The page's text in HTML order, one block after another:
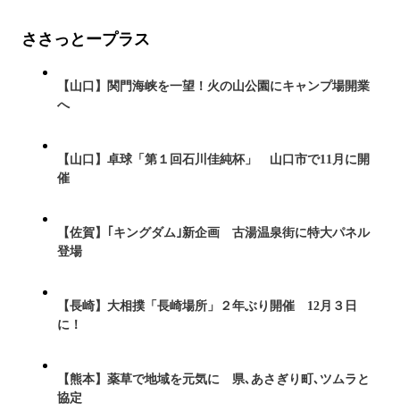
ささっとープラス
【山口】関門海峡を一望！火の山公園にキャンプ場開業
へ
【山口】卓球「第１回石川佳純杯」 山口市で11月に開
催
【佐賀】｢キングダム｣新企画 古湯温泉街に特大パネル
登場
【長崎】大相撲「長崎場所」２年ぶり開催 12月３日
に！
【熊本】薬草で地域を元気に 県､あさぎり町､ツムラと
協定